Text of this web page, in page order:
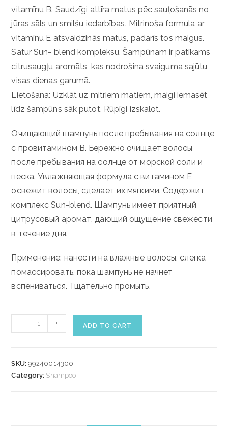
vitamīnu B. Saudzīgi attīra matus pēc sauļošanās no
jūras sāls un smilšu iedarbības. Mitrinoša formula ar
vitamīnu E atsvaidzinās matus, padarīs tos maigus.
Satur Sun- blend kompleksu. Šampūnam ir patīkams
citrusaugļu aromāts, kas nodrošina svaiguma sajūtu
visas dienas garumā.
Lietošana: Uzklāt uz mitriem matiem, maigi iemasēt
līdz šampūns sāk putot. Rūpīgi izskalot.
Очищающий шампунь после пребывания на солнце
с провитамином В. Бережно очищает волосы
после пребывания на солнце от морской соли и
песка. Увлажняющая формула с витамином Е
освежит волосы, сделает их мягкими. Содержит
комплекс Sun-blend. Шампунь имеет приятный
цитрусовый аромат, дающий ощущение свежести
в течение дня.
Применение: нанести на влажные волосы, слегка
помассировать, пока шампунь не начнет
вспениваться. Тщательно промыть.
SUN
- + ADD TO CART
SKU: 99240014300
Category: Shampoo